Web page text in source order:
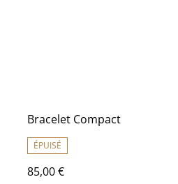
Bracelet Compact
ÉPUISÉ
85,00 €